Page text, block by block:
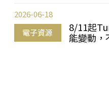
電子資源
8/11起
能變動，
2026-06-18